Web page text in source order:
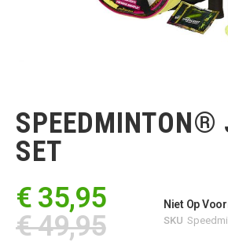
begin
van
de
afbeeldingen-
SPEEDMINTON®
SET
€ 35,95
€ 49,95
Niet Op
SKU